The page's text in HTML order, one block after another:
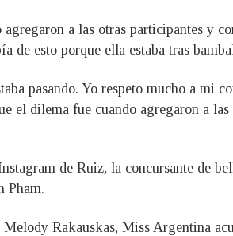
agregaron a las otras participantes y
de esto porque ella estaba tras
pasando. Yo respeto mucho a mi
el dilema fue cuando agregaron a
de Ruiz, la concursante de
Pham.
Rakauskas, Miss Argentina